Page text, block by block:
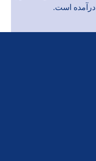
درآمده است.